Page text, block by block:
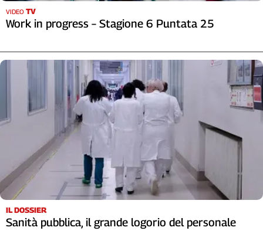
Girasoli
Il
Sassolino
Diffusa
InFlai
Le
trasmissioni
tv
VIDEO TV
Work in progress – Stagione 6 Puntata 25
IL DOSSIER
Sanità pubblica, il grande logorio del personale